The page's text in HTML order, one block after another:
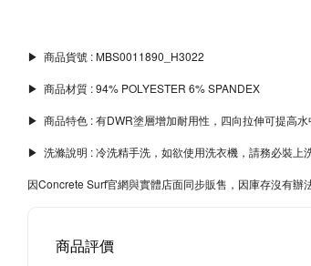
▶︎ 商品貨號 : MBS0011890_H3022
▶︎ 商品材質 : 94% POLYESTER 6% SPANDEX
▶︎ 商品特色 : 有DWR塗層增加耐用性，四向拉伸可提高
▶︎ 洗滌說明 : 冷洗精手洗，如欲使用洗衣機，請務必裝上
因Concrete Surf官網與實體店面同步販售，因庫存沒有辦
商品評價